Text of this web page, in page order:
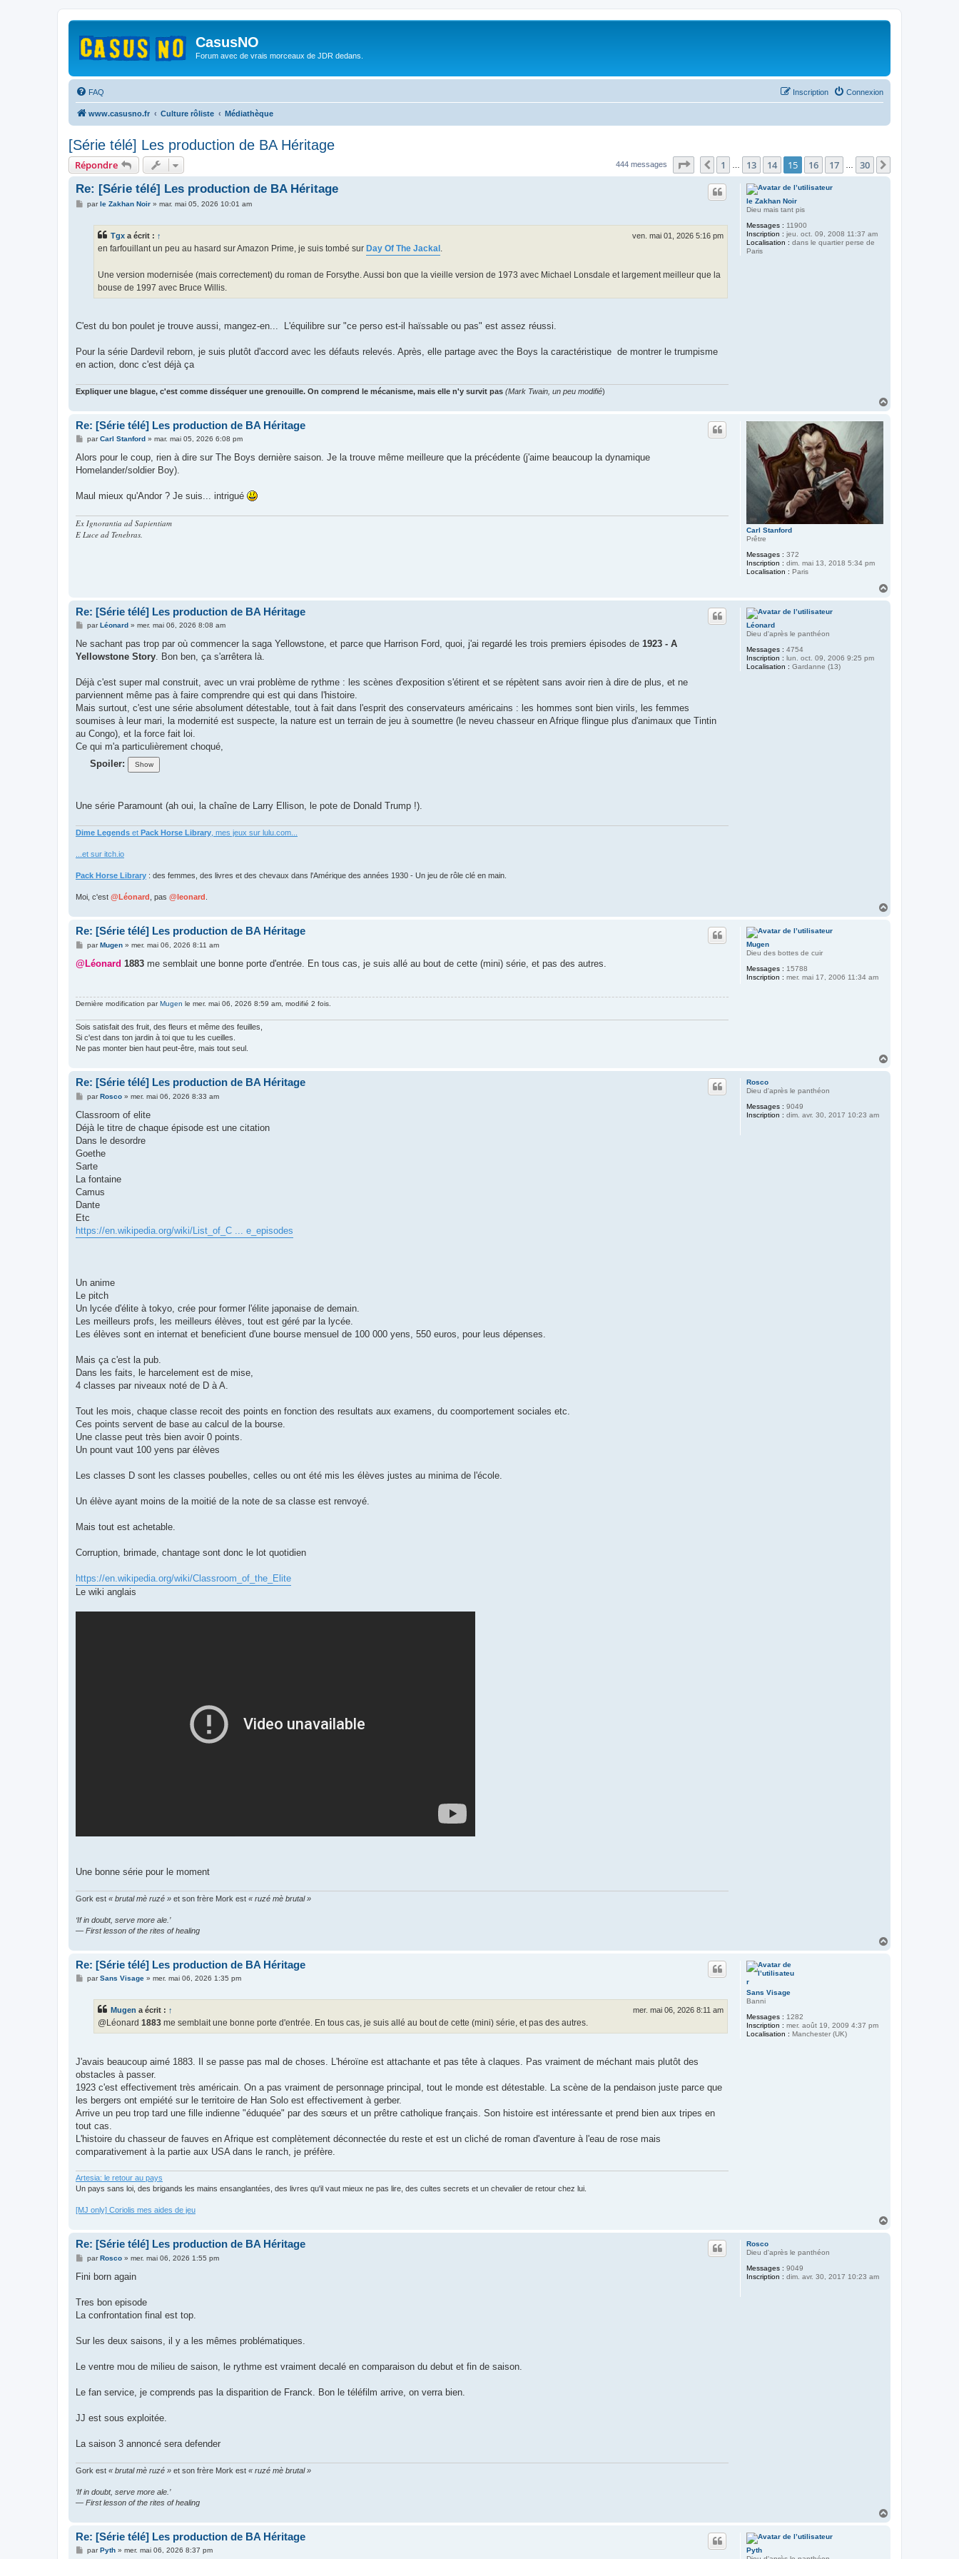
CasusNO
Forum avec de vrais morceaux de JDR dedans.
FAQ Connexion
Inscription
www.casusno.fr Culture rôliste Médiathèque
[Série télé] Les production de BA Héritage
Répondre 444 messages Page 15 30
Précédent
1 13 14 15 16 17 30
le Zakhan Noir
Dieu mais tant pis
Messages : 11900
Inscription : jeu. oct. 09, 2008 11:37 am
Localisation : dans le quartier perse de
Paris
Re: [Série télé] Les production de BA Héritage
Mparle Zakhan Noir» mar. mai 05, 2026 10:01 am
Tgx a écrit : ↑ ven. mai 01, 2026 5:16 pm
en farfouillant un peu au hasard sur Amazon Prime, je suis tombé sur Day Of The Jackal .
Une version modernisée (mais correctement) du roman de Forsythe. Aussi bon que la vieille version de 1973 avec Michael Lonsdale et largement meilleur que la
bouse de 1997 avec Bruce Willis.
C'est du bon poulet je trouve aussi, mangez-en... L'équilibre sur "ce perso est-il haïssable ou pas" est assez réussi.
Pour la série Dardevil reborn, je suis plutôt d'accord avec les défauts relevés. Après, elle partage avec the Boys la caractéristique de montrer le trumpisme
en action, donc c'est déjà ça
Expliquer une blague, c'est comme disséquer une grenouille. On comprend le mécanisme, mais elle n'y survit pas (Mark Twain, un peu modifié)
Carl Stanford
Prêtre
Messages : 372
Inscription : dim. mai 13, 2018 5:34 pm
Localisation : Paris
Re: [Série télé] Les production de BA Héritage
M
s
a
parCarl Stanford » mar. mai 05, 2026 6:08 pm
Alors pour le coup, rien à dire sur The Boys dernière saison. Je la trouve même meilleure que la précédente (j'aime beaucoup la dynamique
Homelander/soldier Boy).
Maul mieux qu'Andor ? Je suis... intrigué
Ex Ignorantia ad Sapientiam
E Luce ad Tenebras.
Léonard
Dieu d'après le panthéon
Messages : 4754
Inscription : lun. oct. 09, 2006 9:25 pm
Localisation : Gardanne (13)
Re: [Série télé] Les production de BA Héritage
M
s
a
par Léonard » mer. mai 06, 2026 8:08 am
Ne sachant pas trop par où commencer la saga Yellowstone, et parce que Harrison Ford, quoi, j'ai regardé les trois premiers épisodes de 1923 - A
Yellowstone Story. Bon ben, ça s'arrêtera là.
Déjà c'est super mal construit, avec un vrai problème de rythme : les scènes d'exposition s'étirent et se répètent sans avoir rien à dire de plus, et ne
parviennent même pas à faire comprendre qui est qui dans l'histoire.
Mais surtout, c'est une série absolument détestable, tout à fait dans l'esprit des conservateurs américains : les hommes sont bien virils, les femmes
soumises à leur mari, la modernité est suspecte, la nature est un terrain de jeu à soumettre (le neveu chasseur en Afrique flingue plus d'animaux que Tintin
au Congo), et la force fait loi.
Ce qui m'a particulièrement choqué,
Spoiler:
Une série Paramount (ah oui, la chaîne de Larry Ellison, le pote de Donald Trump !).
Dime Legends et Pack Horse Library , mes jeux sur lulu.com...
...et sur itch.io
Pack Horse Library : des femmes, des livres et des chevaux dans l'Amérique des années 1930 - Un jeu de rôle clé en main.
Moi, c'est @Léonard , pas @leonard
Mugen
Dieu des bottes de cuir
Messages : 15788
Inscription : mer. mai 17, 2006 11:34 am
Re: [Série télé] Les production de BA Héritage
M
s
e
parMugen» mer. mai 06, 2026 8:11 am
@Léonard 1883 me semblait une bonne porte d'entrée. En tous cas, je suis allé au bout de cette (mini) série, et pas des autres.
Dernière modification parMugen le mer. mai 06, 2026 8:59 am, modifié 2 fois.
Sois satisfait des fruit, des fleurs et même des feuilles,
Si c'est dans ton jardin à toi que tu les cueilles.
Ne pas monter bien haut peut-être, mais tout seul.
Rosco
Dieu d'après le panthéon
Messages : 9049
Inscription : dim. avr. 30, 2017 10:23 am
Re: [Série télé] Les production de BA Héritage
M
s
a
g
parRosco» mer. mai 06, 2026 8:33 am
Classroom of elite
Déjà le titre de chaque épisode est une citation
Dans le desordre
Goethe
Sarte
La fontaine
Camus
Dante
Etc
https://en.wikipedia.org/wiki/List_of_C ... e_episodes
Un anime
Le pitch
Un lycée d'élite à tokyo, crée pour former l'élite japonaise de demain.
Les meilleurs profs, les meilleurs élèves, tout est géré par la lycée.
Les élèves sont en internat et beneficient d'une bourse mensuel de 100 000 yens, 550 euros, pour leus dépenses.
Mais ça c'est la pub.
Dans les faits, le harcelement est de mise,
4 classes par niveaux noté de D à A.
Tout les mois, chaque classe recoit des points en fonction des resultats aux examens, du coomportement sociales etc.
Ces points servent de base au calcul de la bourse.
Une classe peut très bien avoir 0 points.
Un pount vaut 100 yens par élèves
Les classes D sont les classes poubelles, celles ou ont été mis les élèves justes au minima de l'école.
Un élève ayant moins de la moitié de la note de sa classe est renvoyé.
Mais tout est achetable.
Corruption, brimade, chantage sont donc le lot quotidien
https://en.wikipedia.org/wiki/Classroom_of_the_Elite
Le wiki anglais
Une bonne série pour le moment
Gork est « brutal mè ruzé » et son frère Mork est « ruzé mè brutal »
‘If in doubt, serve more ale.’
— First lesson of the rites of healing
Sans Visage
Banni
Messages : 1282
Inscription : mer. août 19, 2009 4:37 pm
Localisation : Manchester (UK)
Re: [Série télé] Les production de BA Héritage
MparSans Visage» mer. mai 06, 2026 1:35 pm
Mugen a écrit : ↑ mer. mai 06, 2026 8:11 am
@Léonard 1883 me semblait une bonne porte d'entrée. En tous cas, je suis allé au bout de cette (mini) série, et pas des autres.
J'avais beaucoup aimé 1883. Il se passe pas mal de choses. L'héroïne est attachante et pas tête à claques. Pas vraiment de méchant mais plutôt des
obstacles à passer.
1923 c'est effectivement très américain. On a pas vraiment de personnage principal, tout le monde est détestable. La scène de la pendaison juste parce que
les bergers ont empiété sur le territoire de Han Solo est effectivement à gerber.
Arrive un peu trop tard une fille indienne "éduquée" par des sœurs et un prêtre catholique français. Son histoire est intéressante et prend bien aux tripes en
tout cas.
L'histoire du chasseur de fauves en Afrique est complètement déconnectée du reste et est un cliché de roman d'aventure à l'eau de rose mais
comparativement à la partie aux USA dans le ranch, je préfère.
Artesia: le retour au pays
Un pays sans loi, des brigands les mains ensanglantées, des livres qu'il vaut mieux ne pas lire, des cultes secrets et un chevalier de retour chez lui.
[MJ only] Coriolis mes aides de jeu
Rosco
Dieu d'après le panthéon
Messages : 9049
Inscription : dim. avr. 30, 2017 10:23 am
Re: [Série télé] Les production de BA Héritage
M
s
g
parRosco» mer. mai 06, 2026 1:55 pm
Fini born again
Tres bon episode
La confrontation final est top.
Sur les deux saisons, il y a les mêmes problématiques.
Le ventre mou de milieu de saison, le rythme est vraiment decalé en comparaison du debut et fin de saison.
Le fan service, je comprends pas la disparition de Franck. Bon le téléfilm arrive, on verra bien.
JJ est sous exploitée.
La saison 3 annoncé sera defender
Gork est « brutal mè ruzé » et son frère Mork est « ruzé mè brutal »
‘If in doubt, serve more ale.’
— First lesson of the rites of healing
Pyth
Re: [Série télé] Les production de BA Héritage
MparPyth» mer. mai 06, 2026 8:37 pm